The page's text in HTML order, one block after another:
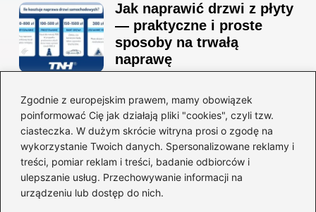
Zgodnie z europejskim prawem, mamy obowiązek
poinformować Cię jak działają pliki "cookies", czyli tzw.
ciasteczka. W dużym skrócie witryna prosi o zgodę na
wykorzystanie Twoich danych. Spersonalizowane reklamy i
treści, pomiar reklam i treści, badanie odbiorców i
ulepszanie usług. Przechowywanie informacji na
urządzeniu lub dostęp do nich.
Jak naprawić drzwi z płyty
— praktyczne i proste
sposoby na trwałą
naprawę
Ile kosztuje projekt
łazienki u architekta —
ceny, które naprawdę
zaskoczą